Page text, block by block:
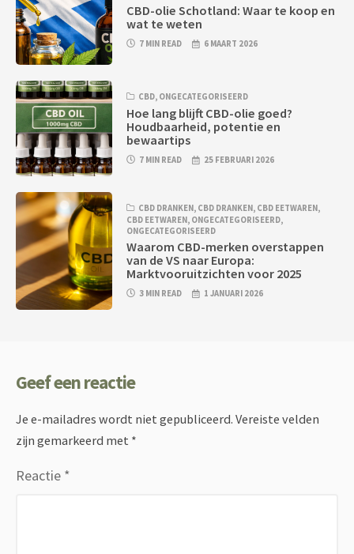
CBD-olie Schotland: Waar te koop en
wat te weten
7 MIN READ 6 MAART 2026
CBD, ONGECATEGORISEERD
Hoe lang blijft CBD-olie goed?
Houdbaarheid, potentie en
bewaartips
7 MIN READ 25 FEBRUARI 2026
CBD DRANKEN, CBD DRANKEN, CBD EETWAREN,
CBD EETWAREN, ONGECATEGORISEERD,
ONGECATEGORISEERD
Waarom CBD-merken overstappen
van de VS naar Europa:
Marktvooruitzichten voor 2025
3 MIN READ 1 JANUARI 2026
Geef een reactie
Je e-mailadres wordt niet gepubliceerd. Vereiste velden
zijn gemarkeerd met *
Reactie *